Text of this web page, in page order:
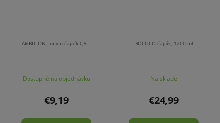
AMBITION Lumen čajník 0,9 L
Dostupné na objednávku
€9,19
ROCOCO čajník, 1200 ml
Na sklade
€24,99